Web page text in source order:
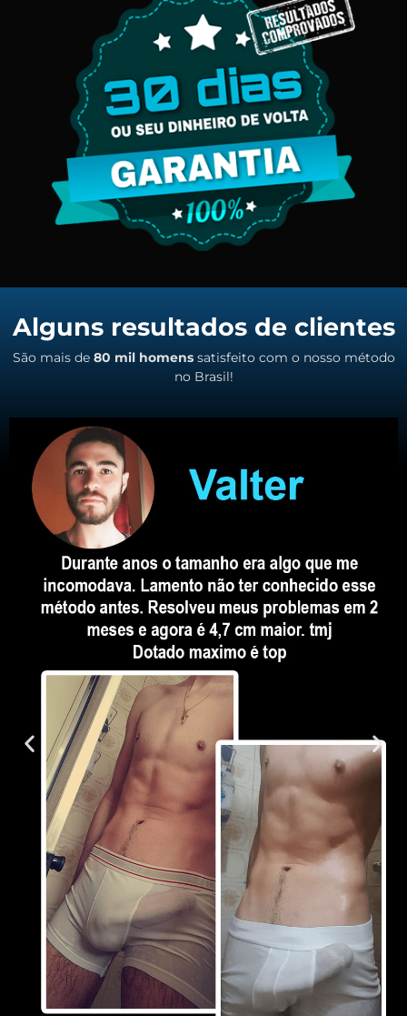
Alguns resultados de clientes
São mais de 80 mil homenssatisfeito com o nosso método
no Brasil!